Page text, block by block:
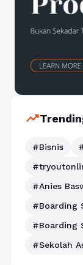
trending_up
#Bisnis
#Anies
#Boarding
#Boarding
#Sekolah